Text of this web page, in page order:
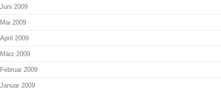
Juni 2009
Mai 2009
April 2009
März 2009
Februar 2009
Januar 2009